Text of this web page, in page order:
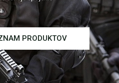
PRODUKTOV